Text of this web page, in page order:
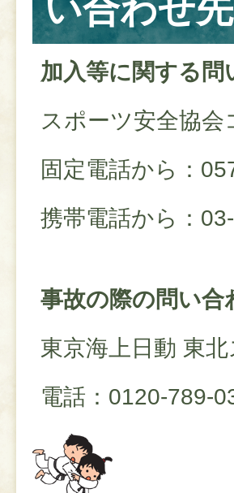
い合わせ先
加入等に関する問
スポーツ安全協
固定電話から：
携帯電話から：
事故の際の問い合
東京海上日動 東
電話：0120-789-